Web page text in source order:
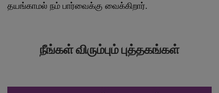
தயங்காமல் நம் பார்வைக்கு வைக்கிறார்.
நீங்கள் விரும்பும் புத்தகங்கள்